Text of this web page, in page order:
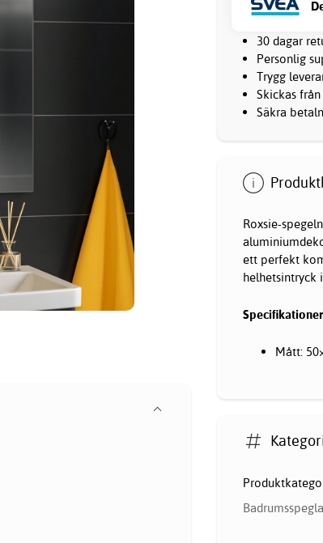
30 dagar
Personlig
Trygg
Skickas
Säkra
Roxsie-
ett perfekt
helhetsintryck
Mått: